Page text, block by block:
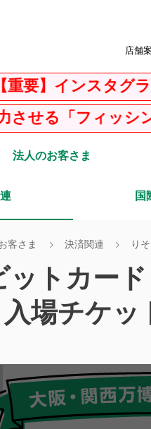
店舗
スタグラムの偽ア
シング詐欺」、
法人のお客さま
国
客さま 決済関連 り
トカード
場チケッ